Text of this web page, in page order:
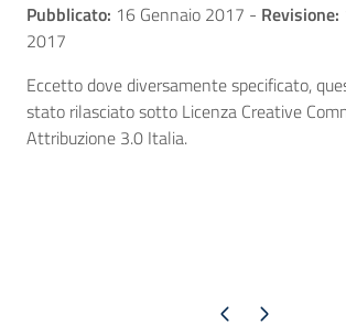
Pubblicato: 16 Gennaio 2017 - Revisione:
2017
Eccetto dove diversamente specificato,
stato rilasciato sotto Licenza Creative
Attribuzione 3.0 Italia.
Pagina precedente
Pagina successiva